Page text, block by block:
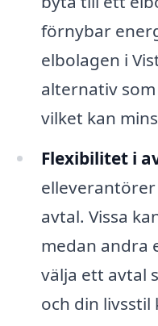
förnybar
elbolagen i
alternativ
vilket kan
Flexibilitet i
avtal. Vissa
medan andra
välja ett avtal
och din